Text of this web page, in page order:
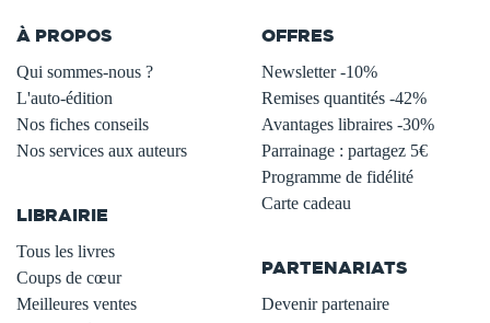
À PROPOS
Qui sommes-nous ?
L'auto-édition
Nos fiches conseils
Nos services aux auteurs
LIBRAIRIE
Tous les livres
Coups de cœur
Meilleures ventes
OFFRES
Newsletter -10%
Remises quantités -42%
Avantages libraires -30%
Parrainage : partagez 5€
Programme de fidélité
Carte cadeau
PARTENARIATS
Devenir partenaire